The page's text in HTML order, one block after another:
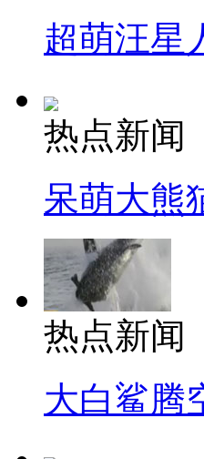
超萌汪星
热点新闻
呆萌大熊
热点新闻
大白鲨腾